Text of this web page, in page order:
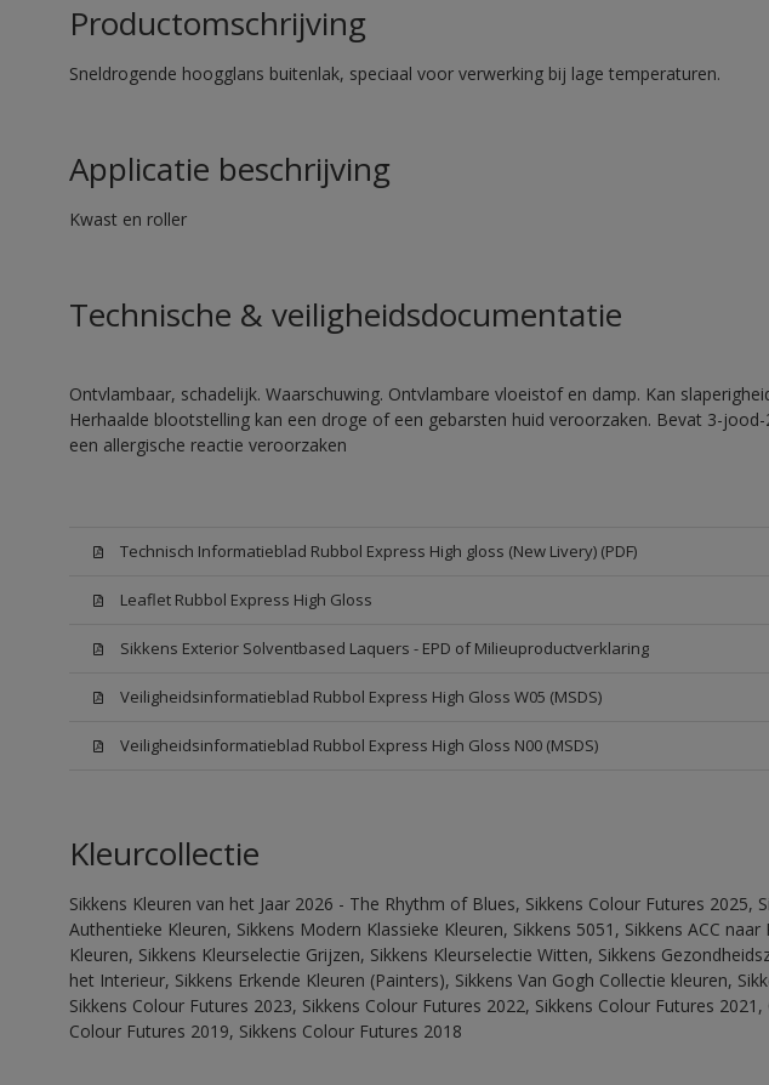
Productomschrijving
Sneldrogende hoogglans buitenlak, speciaal voor verwerking bij lage temperaturen.
Applicatie beschrijving
Kwast en roller
Technische & veiligheidsdocumentatie
Ontvlambaar, schadelijk. Waarschuwing. Ontvlambare vloeistof en damp. Kan
Herhaalde blootstelling kan een droge of een gebarsten huid veroorzaken. Bevat 3-
een allergische reactie veroorzaken
Technisch Informatieblad Rubbol Express High gloss (New Livery) (PDF)
Leaflet Rubbol Express High Gloss
Sikkens Exterior Solventbased Laquers - EPD of Milieuproductverklaring
Veiligheidsinformatieblad Rubbol Express High Gloss W05 (MSDS)
Veiligheidsinformatieblad Rubbol Express High Gloss N00 (MSDS)
Kleurcollectie
Sikkens Kleuren van het Jaar 2026 - The Rhythm of Blues, Sikkens Colour Futures 2025,
Authentieke Kleuren, Sikkens Modern Klassieke Kleuren, Sikkens 5051, Sikkens ACC naar
Kleuren, Sikkens Kleurselectie Grijzen, Sikkens Kleurselectie Witten, Sikkens
het Interieur, Sikkens Erkende Kleuren (Painters), Sikkens Van Gogh Collectie kleuren,
Sikkens Colour Futures 2023, Sikkens Colour Futures 2022, Sikkens Colour Futures
Colour Futures 2019, Sikkens Colour Futures 2018